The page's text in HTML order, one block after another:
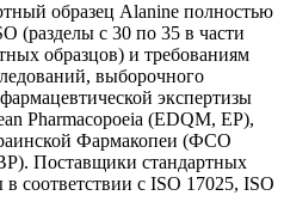
образец Alanine полностью
(разделы с 30 по 35 в части
образцов) и требованиям
выборочного
экспертизы
Pharmacopoeia (EDQM, EP),
Фармакопеи (ФСО
Поставщики стандартных
соответствии с ISO 17025, ISO